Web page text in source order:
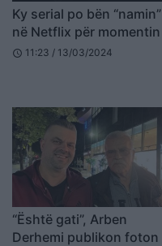
Ky serial po bën “namin”
në Netflix për momentin
schedule 11:23 / 13/03/2024
“Është gati”, Arben
Derhemi publikon foton